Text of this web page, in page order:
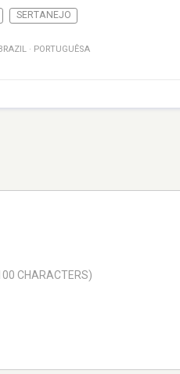
SERTANEJO
BRAZIL · PORTUGUÊSA